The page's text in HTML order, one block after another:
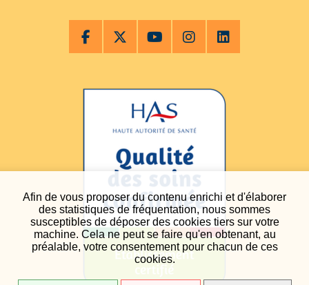
Afin de vous proposer du contenu enrichi et d'élaborer
des statistiques de fréquentation, nous sommes
susceptibles de déposer des cookies tiers sur votre
machine. Cela ne peut se faire qu'en obtenant, au
préalable, votre consentement pour chacun de ces
cookies.